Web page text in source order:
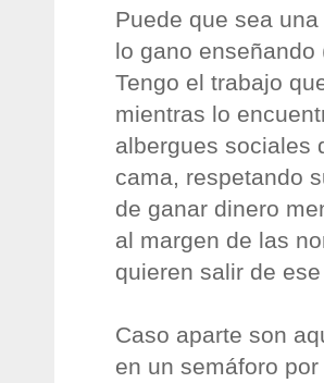
Puede que sea
lo gano
Tengo el trabajo
mientras lo
albergues sociales
cama, respetando
de ganar dinero
al margen de las
quieren salir de
Caso aparte son
en un semáforo